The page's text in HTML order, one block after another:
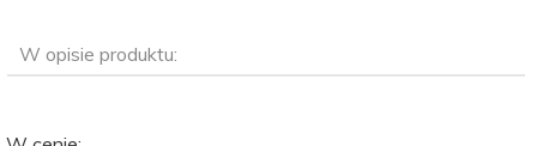
W opisie produktu: